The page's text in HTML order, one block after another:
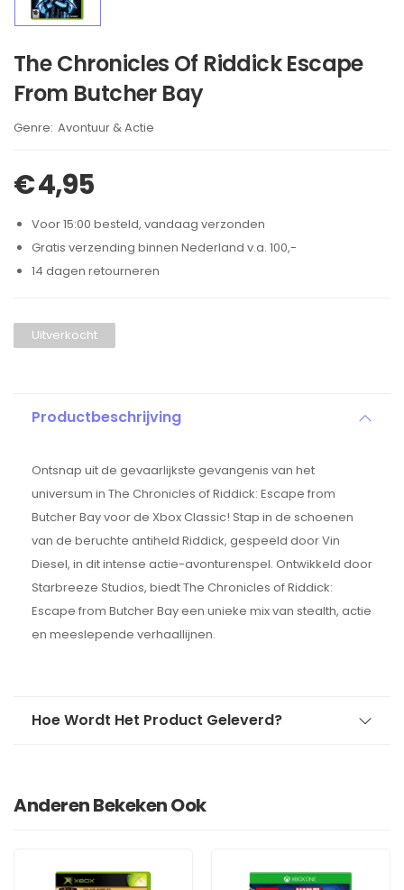
The Chronicles Of Riddick Escape
From Butcher Bay
Brand:
Avontuur & Actie
€4,95
Voor 15:00 besteld, vandaag verzonden
Gratis verzending binnen Nederland v.a. 100,-
14 dagen retourneren
Uitverkocht
Productbeschrijving
Ontsnap uit de gevaarlijkste gevangenis van het
universum in The Chronicles of Riddick: Escape from
Butcher Bay voor de Xbox Classic! Stap in de schoenen
van de beruchte antiheld Riddick, gespeeld door Vin
Diesel, in dit intense actie-avonturenspel. Ontwikkeld door
Starbreeze Studios, biedt The Chronicles of Riddick:
Escape from Butcher Bay een unieke mix van stealth, actie
en meeslepende verhaallijnen.
Hoe Wordt Het Product Geleverd?
Anderen Bekeken Ook